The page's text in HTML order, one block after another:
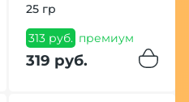
25 гр
313 руб. премиум
319 руб.